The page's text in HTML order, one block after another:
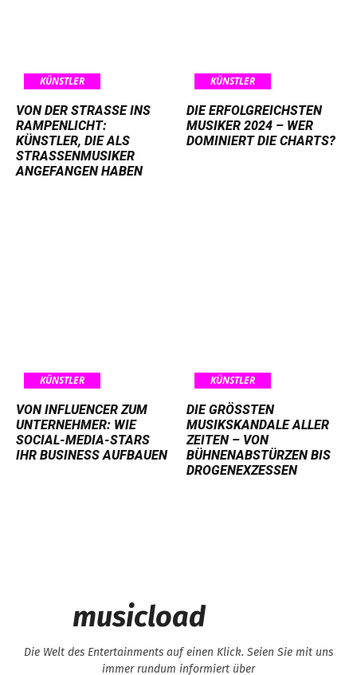
KÜNSTLER
VON DER STRASSE INS R
AMPENLICHT: K
ÜNSTLER, DIE ALS S
TRASSENMUSIKER AN
GEFANGEN HABEN
KÜNSTLER
DIE ERFOLGREICHSTEN
MUSIKER 2024 – WER
DOMINIERT DIE CHARTS?
KÜNSTLER
VON INFLUENCER ZUM
UNTERNEHMER: WIE
SOCIAL-MEDIA-STARS
IHR BUSINESS AUFBAUEN
KÜNSTLER
DIE GRÖSSTEN M
USIKSKANDALE ALLER Z
EITEN – VON B
ÜHNENABSTÜRZEN BIS D
ROGENEXZESSEN
musicload
Die Welt des Entertainments auf einen Klick. Seien Sie mit uns
immer rundum informiert über